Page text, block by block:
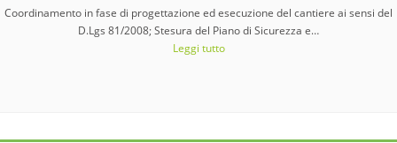
Coordinamento in fase di progettazione ed esecuzione del cantiere ai sensi del
D.Lgs 81/2008; Stesura del Piano di Sicurezza e…
Leggi tutto